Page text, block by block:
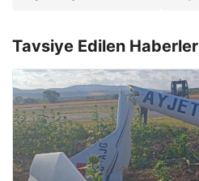
Tavsiye Edilen Haberler